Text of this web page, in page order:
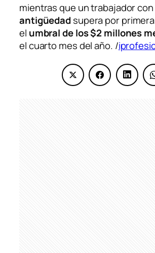
mientras que un trabajador con
antigüedadsupera por
el umbral de los $2 millones
el cuarto mes del año. /